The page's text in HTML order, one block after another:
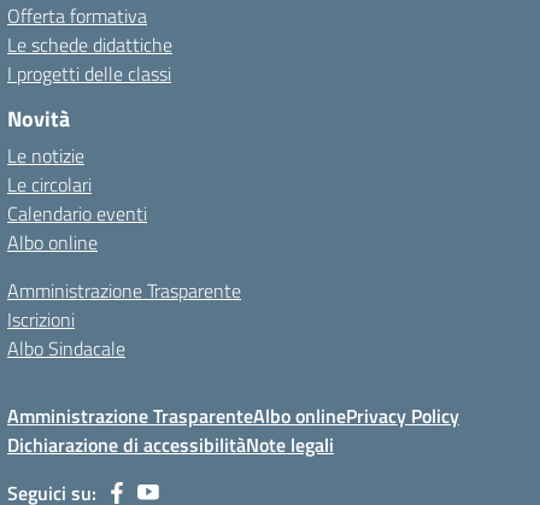
Offerta formativa
Le schede didattiche
I progetti delle classi
Novità
Le notizie
Le circolari
Calendario eventi
Albo online
Amministrazione Trasparente
Iscrizioni
Albo Sindacale
Amministrazione TrasparenteAlbo onlinePrivacy Policy
Dichiarazione di accessibilitàNote legali
Seguici su: